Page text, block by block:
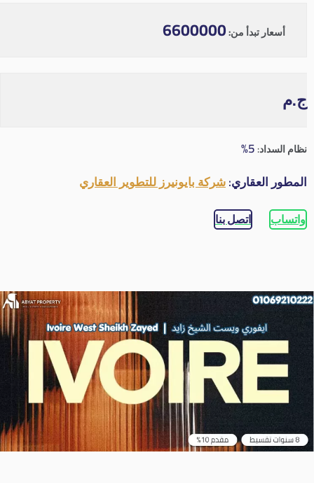
أسعار تبدأ من:6600000
ج.م
نظام السداد:5%
المطور العقاري:شركة بايونيرز للتطوير العقاري
واتساب اتصل بنا